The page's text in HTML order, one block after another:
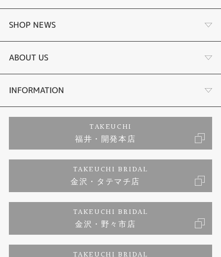
婚約指輪
結婚指輪
セットリング
婚約ネックレス
エタニティリング
SHOP NEWS
タケウチのこだわり
プロポーズサポート
ブランドリスト
ジュエリーリフォーム
福井指輪工房｜手作りペアリング
福井指輪工房｜手作り結婚指輪 and 婚約指輪
福井指輪工房｜手作り婚約指輪 プロポーズプラン
ABOUT US
会社概要
お客様の声
INFORMATION
プライバシーポリシー
TAKEUCHI
福井・開発本店
TAKEUCHI BRIDAL
金沢・タテマチ店
TAKEUCHI BRIDAL
金沢・野々市店